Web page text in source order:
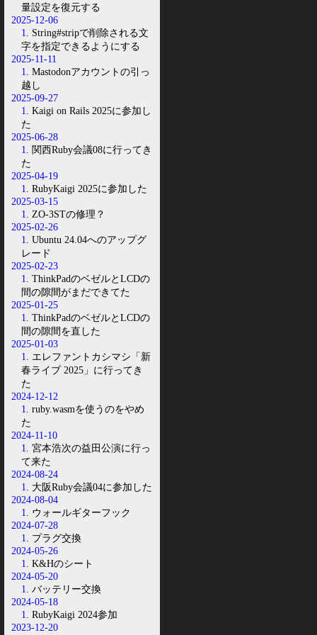
量設定を復元する
2025-12-06
1
. String#stripで削除される文
字を指定できるようにする
2025-11-11
1
. Mastodonアカウントの引っ
越し
2025-09-27
1
. Kaigi on Rails 2025に参加し
た
2025-06-28
1
. 関西Ruby会議08に行ってき
た
2025-04-19
1
. RubyKaigi 2025に参加した
2025-03-15
1
. ZO-3STの修理？
2025-02-26
1
. Ubuntu 24.04へのアップグ
レード
2025-02-23
1
. ThinkPadのベゼルとLCDの
間の隙間がまだできてた
2025-01-25
1
. ThinkPadのベゼルとLCDの
間の隙間を直した
2025-01-03
1
. エレファントカシマシ「新
春ライブ 2025」に行ってき
た
2024-12-12
1
. ruby.wasmを使うのをやめ
た
2024-11-10
1
. 宮本浩次の益田公演に行っ
て来た
2024-08-24
1
. 大阪Ruby会議04に参加した
2024-08-04
1
. ウォールギターフック
2024-07-28
1
. プラグ交換
2024-05-26
1
. K&Hのシート
2024-05-20
1
. バッテリー交換
2024-05-18
1
. RubyKaigi 2024参加
2023-12-20